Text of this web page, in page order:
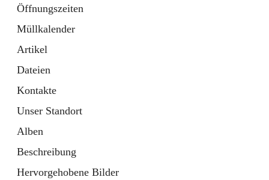
Öffnungszeiten
Müllkalender
Artikel
Dateien
Kontakte
Unser Standort
Alben
Beschreibung
Hervorgehobene Bilder
10 Schnellzugriffe